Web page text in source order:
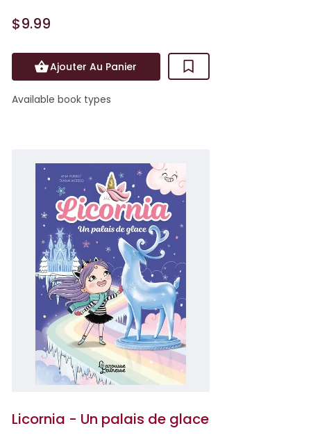
$9.99
Ajouter Au Panier
Available book types
Licornia - Un palais de glace